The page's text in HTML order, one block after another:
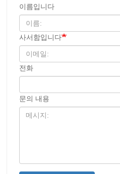
이름입니다
사서함입니다
전화
문의 내용